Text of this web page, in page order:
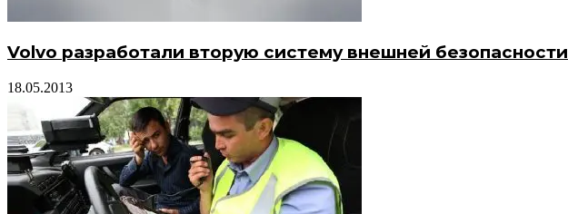
Volvo разработали вторую систему внешней безопасности
18.05.2013